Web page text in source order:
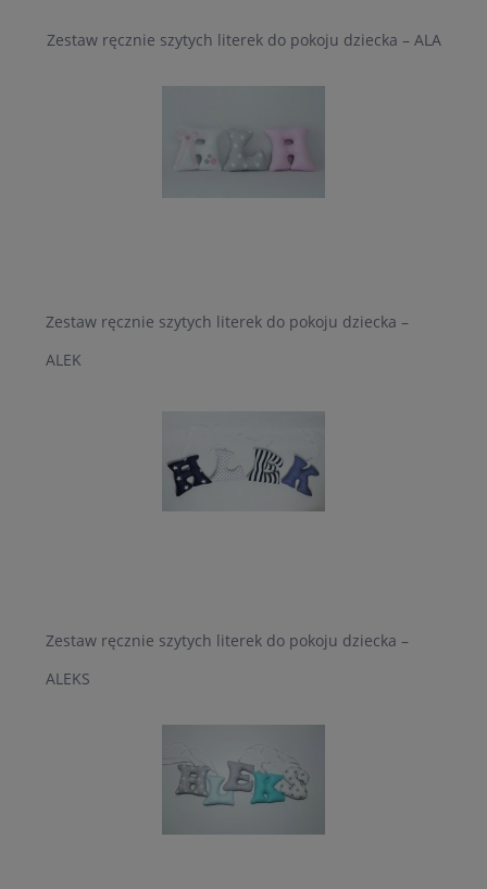
Zestaw ręcznie szytych literek do pokoju dziecka – ALA
Zestaw ręcznie szytych literek do pokoju dziecka –
ALEK
Zestaw ręcznie szytych literek do pokoju dziecka –
ALEKS